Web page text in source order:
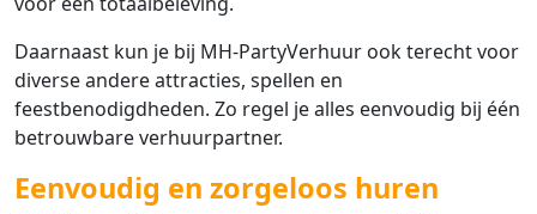
Daarnaast kun je bij MH-PartyVerhuur ook terecht voor
diverse andere attracties, spellen en
feestbenodigdheden. Zo regel je alles eenvoudig bij één
betrouwbare verhuurpartner.
Eenvoudig en zorgeloos huren